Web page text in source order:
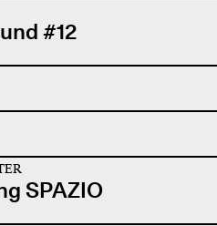
#12
SPAZIO